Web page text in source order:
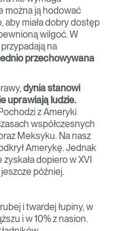
można ją hodować
aby miała dobry dostęp
wilgoć. W
na
przechowywana
dynia stanowi
uprawiają ludzie.
z Ameryki
współczesnych
Meksyku. Na nasz
Amerykę. Jednak
dopiero w XVI
później.
i twardej łupiny, w
i w 10% z nasion.